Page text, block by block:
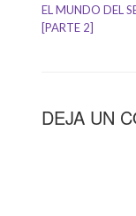
EL MUNDO DEL
[PARTE 2]
DEJA UN